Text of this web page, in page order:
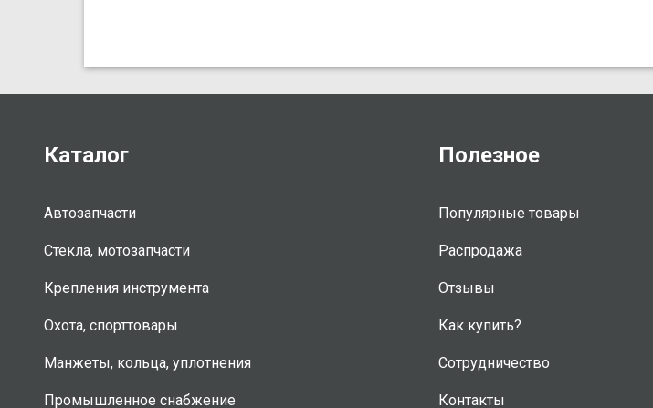
Каталог
Автозапчасти
Стекла, мотозапчасти
Крепления инструмента
Охота, спорттовары
Манжеты, кольца, уплотнения
Промышленное снабжение
Полезное
Популярные товары
Распродажа
Отзывы
Как купить?
Сотрудничество
Контакты